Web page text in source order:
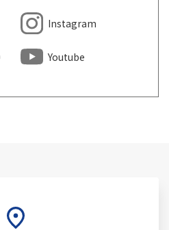
Instagram
Youtube